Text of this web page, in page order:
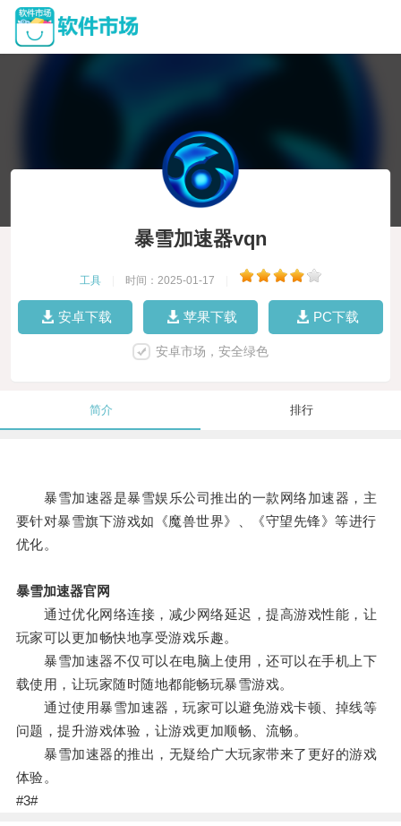
暴雪加速器vqn
工具 时间：2025-01-17
安卓下载 苹果下载 PC下载
安卓市场，安全绿色
简介 排行
暴雪加速器是暴雪娱乐公司推出的一款网络加速器，主
要针对暴雪旗下游戏如《魔兽世界》、《守望先锋》等进行
优化。
暴雪加速器官网
通过优化网络连接，减少网络延迟，提高游戏性能，让
玩家可以更加畅快地享受游戏乐趣。
暴雪加速器不仅可以在电脑上使用，还可以在手机上下
载使用，让玩家随时随地都能畅玩暴雪游戏。
通过使用暴雪加速器，玩家可以避免游戏卡顿、掉线等
问题，提升游戏体验，让游戏更加顺畅、流畅。
暴雪加速器的推出，无疑给广大玩家带来了更好的游戏
体验。
#3#